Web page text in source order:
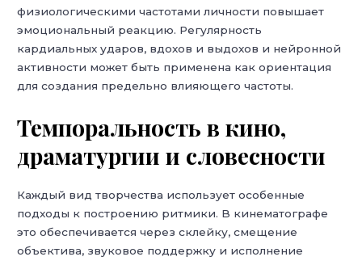
физиологическими частотами личности повышает
эмоциональный реакцию. Регулярность
кардиальных ударов, вдохов и выдохов и нейронной
активности может быть применена как ориентация
для создания предельно влияющего частоты.
Темпоральность в кино,
драматургии и словесности
Каждый вид творчества использует особенные
подходы к построению ритмики. В кинематографе
это обеспечивается через склейку, смещение
объектива, звуковое поддержку и исполнение